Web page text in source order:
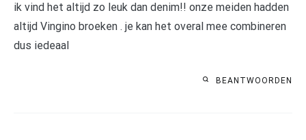
ik vind het altijd zo leuk dan denim!! onze meiden hadden
altijd Vingino broeken . je kan het overal mee combineren
dus iedeaal
BEANTWOORDEN